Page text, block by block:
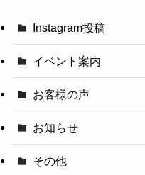
Instagram投稿
イベント案内
お客様の声
お知らせ
その他